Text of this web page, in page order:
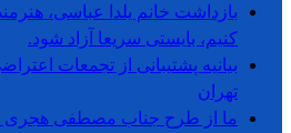
بازداشت خانم یلدا عباسی،
کنیم، بایستی سریعا آزاد شود.
بیانیه پشتیبانی از تجمعات
تھران
ما از طرح جناب مصطفی هجری ”